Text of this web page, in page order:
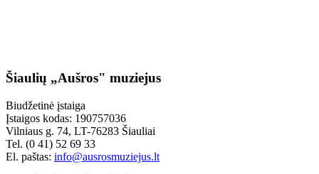
Šiaulių „Aušros" muziejus
Biudžetinė įstaiga
Įstaigos kodas: 190757036
Vilniaus g. 74, LT-76283 Šiauliai
Tel. (0 41) 52 69 33
El. paštas: info@ausrosmuziejus.lt